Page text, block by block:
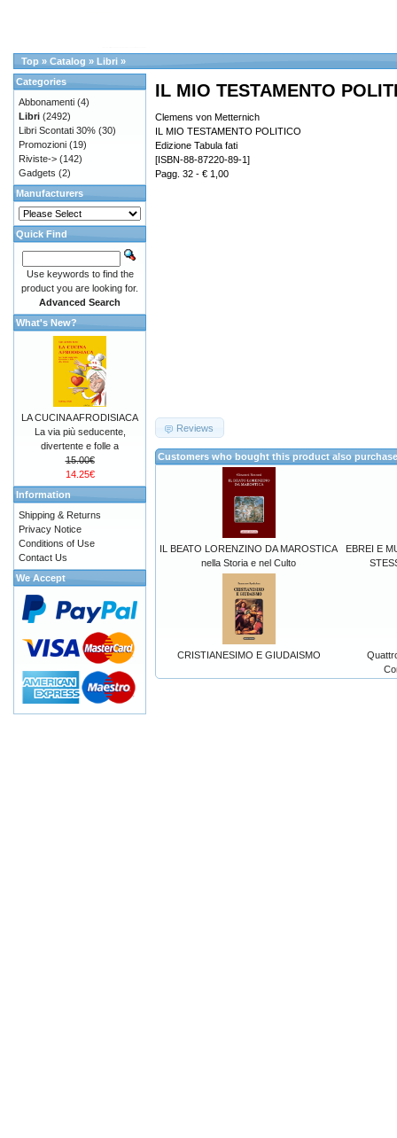
Top » Catalog » Libri »
IL MIO TESTAMENTO
Clemens von Metternich
IL MIO TESTAMENTO POLITICO
Edizione Tabula fati
[ISBN-88-87220-89-1]
Pagg. 32 - € 1,00
Reviews
Customers who bought this product also
IL BEATO LORENZINO DA MAROSTICA
nella Storia e nel Culto
EBREI E
CRISTIANESIMO E GIUDAISMO
Categories
Abbonamenti (4)
Libri (2492)
Libri Scontati 30% (30)
Promozioni (19)
Riviste-> (142)
Gadgets (2)
Manufacturers
Quick Find
Use keywords to find the
product you are looking for.
Advanced Search
What's New?
LA CUCINA AFRODISIACA
La via più seducente,
divertente e folle a
15.00€
14.25€
Information
Shipping & Returns
Privacy Notice
Conditions of Use
Contact Us
We Accept